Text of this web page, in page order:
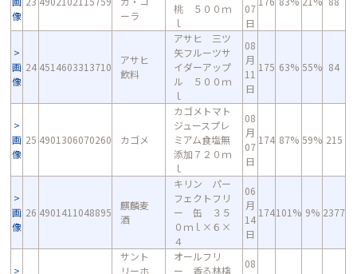
像
ーラ
桃 ５００ｍ
ｌ
07
日
画
像
24 4514603313710
アサヒ
飲料
アサヒ 三ツ
矢フルーツサ
イダーアップ
ル ５００ｍ
ｌ
08
月
11
日
175 63% 55% 84
画
像
25 4901306070260 カゴメ
カゴメトマト
ジュースプレ
ミアム食塩無
添加７２０ｍ
ｌ
08
月
07
日
174 87% 59% 215
画
像
26 4901411048895
麒麟麦
酒
キリン パー
フェクトフリ
ー 缶 ３５
０ｍｌ×６×
４
06
月
14
日
174101% 9% 2377
サント
リーホ
オールフリ
ー 香る林檎
08